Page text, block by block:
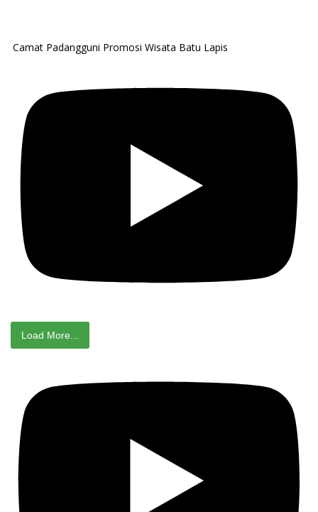
Camat Padangguni Promosi Wisata Batu Lapis
Load More...